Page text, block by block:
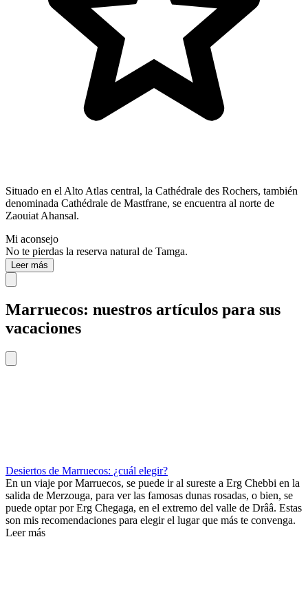
Situado en el Alto Atlas central, la Cathédrale des Rochers, también
denominada Cathédrale de Mastfrane, se encuentra al norte de
Zaouiat Ahansal.
Mi aconsejo
No te pierdas la reserva natural de Tamga.
Leer más
Marruecos: nuestros artículos para sus
vacaciones
Desiertos de Marruecos: ¿cuál elegir?
En un viaje por Marruecos, se puede ir al sureste a Erg Chebbi en la
salida de Merzouga, para ver las famosas dunas rosadas, o bien, se
puede optar por Erg Chegaga, en el extremo del valle de Drââ. Estas
son mis recomendaciones para elegir el lugar que más te convenga.
Leer más